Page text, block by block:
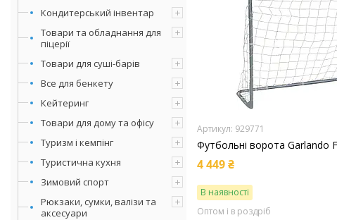
Кондитерський інвентар
Товари та обладнання для
піцерії
Товари для суші-барів
Все для бенкету
Кейтеринг
Товари для дому та офісу
Туризм і кемпінг
Туристична кухня
Зимовий спорт
Рюкзаки, сумки, валізи та
аксесуари
929771
Футбольні ворота Garlando
4 449 ₴
В наявності
Оптом і в роздріб